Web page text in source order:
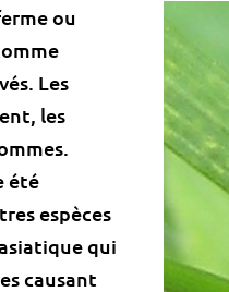
ou
Les
les
été
espèces
qui
causant